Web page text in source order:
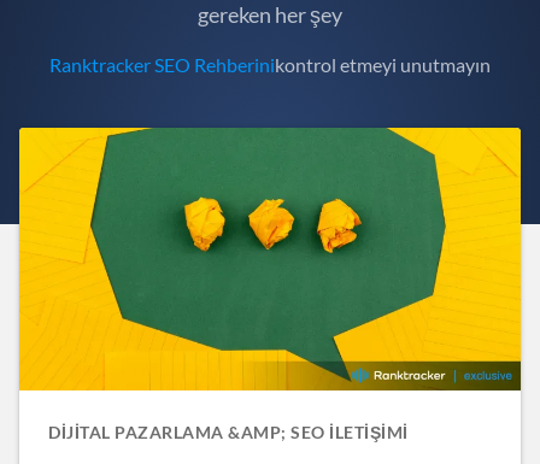
gereken her şey
Ranktracker SEO Rehberinikontrol etmeyi unutmayın
DIJITAL PAZARLAMA &AMP; SEO İLETIŞIMI